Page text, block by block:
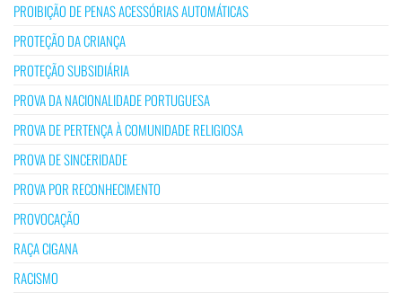
PROIBIÇÃO DE PENAS ACESSÓRIAS AUTOMÁTICAS
PROTEÇÃO DA CRIANÇA
PROTEÇÃO SUBSIDIÁRIA
PROVA DA NACIONALIDADE PORTUGUESA
PROVA DE PERTENÇA À COMUNIDADE RELIGIOSA
PROVA DE SINCERIDADE
PROVA POR RECONHECIMENTO
PROVOCAÇÃO
RAÇA CIGANA
RACISMO